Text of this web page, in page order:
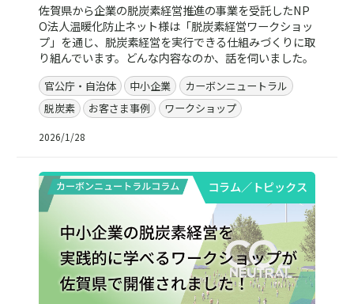
佐賀県から企業の脱炭素経営推進の事業を受託したNP
O法人温暖化防止ネット様は「脱炭素経営ワークショッ
プ」を通じ、脱炭素経営を実行できる仕組みづくりに取
り組んでいます。どんな内容なのか、話を伺いました。
官公庁・自治体 中小企業
カーボンニュートラル
脱炭素
お客さま事例 ワークショップ
2026/1/28
コラム／トピックス